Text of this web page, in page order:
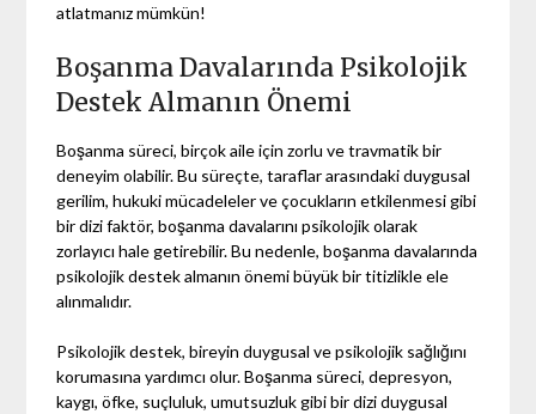
atlatmanız mümkün!
Boşanma Davalarında Psikolojik
Destek Almanın Önemi
Boşanma süreci, birçok aile için zorlu ve travmatik bir
deneyim olabilir. Bu süreçte, taraflar arasındaki duygusal
gerilim, hukuki mücadeleler ve çocukların etkilenmesi gibi
bir dizi faktör, boşanma davalarını psikolojik olarak
zorlayıcı hale getirebilir. Bu nedenle, boşanma davalarında
psikolojik destek almanın önemi büyük bir titizlikle ele
alınmalıdır.
Psikolojik destek, bireyin duygusal ve psikolojik sağlığını
korumasına yardımcı olur. Boşanma süreci, depresyon,
kaygı, öfke, suçluluk, umutsuzluk gibi bir dizi duygusal